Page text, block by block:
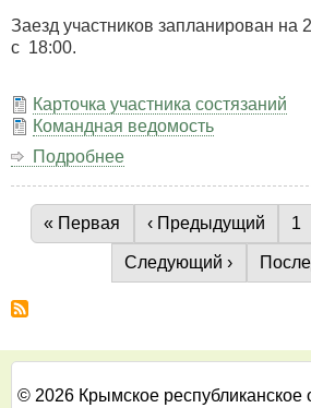
Заезд участников запланирован на
с 18:00.
Карточка участника состязаний
Командная ведомость
Подробнее
Республиканские
состязания
легавых
собак
всех
куропатке
-
Нумерация
Первая страница
« Первая Предыдущая
‹ Предыдущий 1
Следующая страница
Следующий ›
© 2026 Крымское республиканское